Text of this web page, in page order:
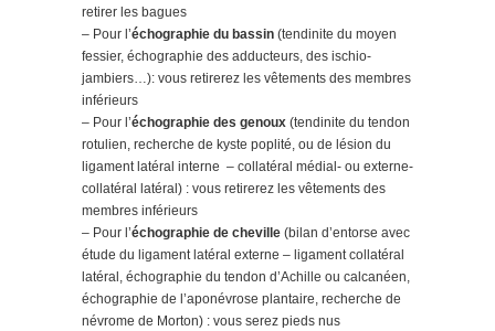
retirer les bagues
– Pour l’échographie du bassin (tendinite du moyen
fessier, échographie des adducteurs, des ischio-
jambiers…): vous retirerez les vêtements des membres
inférieurs
– Pour l’échographie des genoux (tendinite du tendon
rotulien, recherche de kyste poplité, ou de lésion du
ligament latéral interne – collatéral médial- ou externe-
collatéral latéral) : vous retirerez les vêtements des
membres inférieurs
– Pour l’échographie de cheville (bilan d’entorse avec
étude du ligament latéral externe – ligament collatéral
latéral, échographie du tendon d’Achille ou calcanéen,
échographie de l’aponévrose plantaire, recherche de
névrome de Morton) : vous serez pieds nus